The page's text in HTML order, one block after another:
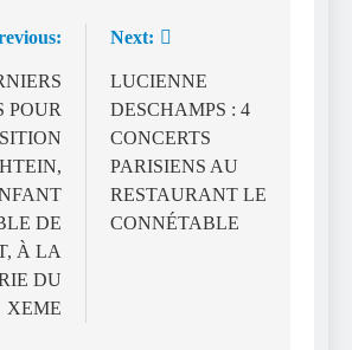
POUR
DE
À LA
DU
XEME
Next:
LUCIENNE
DESCHAMPS : 4
CONCERTS
PARISIENS AU
RESTAURANT LE
CONNÉTABLE